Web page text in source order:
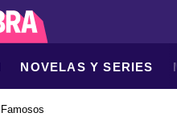
NOVELAS Y SERIES
Famosos